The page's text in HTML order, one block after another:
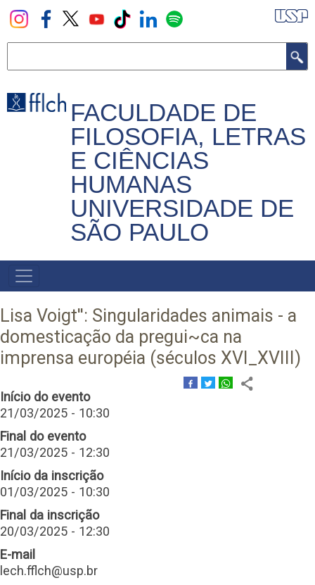
Pular
para
principal
FACULDADE DE
FILOSOFIA, LETRAS
E CIÊNCIAS
HUMANAS
UNIVERSIDADE DE
SÃO PAULO
NAVEGADOR
PRINCIPAL
Lisa Voigt'': Singularidades animais - a
domesticação da pregui~ca na
imprensa européia (séculos XVI_XVIII)
Início do evento
21/03/2025 - 10:30
Final do evento
21/03/2025 - 12:30
Início da inscrição
01/03/2025 - 10:30
Final da inscrição
20/03/2025 - 12:30
E-mail
lech.fflch@usp.br